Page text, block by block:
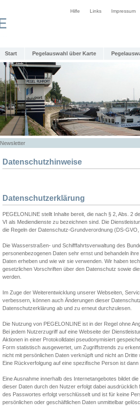
Hilfe Links Impressum
Start Pegelauswahl über Karte
Newsletter
Datenschutzhinweise
Datenschutzerklärung
PEGELONLINE stellt Inhalte bereit, die nach § 2, Abs. 2
VI als Mediendienste zu bezeichnen sind. Die
die Regeln der Datenschutz-Grundverordnung (DS-
Die Wasserstraßen- und Schifffahrtsverwaltung des
personenbezogenen Daten sehr ernst und behandeln
Daten erheben und wie wir sie verwenden. Wir haben
gesetzlichen Vorschriften über den Datenschutz sowie
werden.
Im Zuge der Weiterentwicklung unserer Webseiten,
verbessern, können auch Änderungen dieser
Datenschutzerklärung ab und zu erneut durchzulesen.
Die Nutzung von PEGELONLINE ist in der Regel ohne
Bei jedem Nutzerzugriff auf eine Webseite der
Aktionen in einer Protokolldatei pseudonymisiert
Form statistisch ausgewertet, um Zugriffstrends zu
nicht mit persönlichen Daten verknüpft und nicht an
Eine Rückverfolgung auf eine spezifische Person ist dann
Eine Ausnahme innerhalb des Internetangebotes bildet
dieser Daten durch den Nutzer erfolgt dabei
des Passwortes erfolgt verschlüsselt und ist für keine
persönlichen oder geschäftlichen Daten unmittelbar